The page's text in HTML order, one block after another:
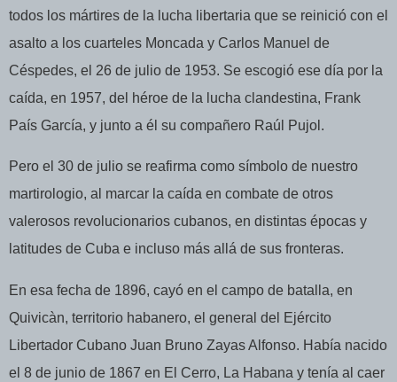
todos los mártires de la lucha libertaria que se reinició con el
asalto a los cuarteles Moncada y Carlos Manuel de
Céspedes, el 26 de julio de 1953. Se escogió ese día por la
caída, en 1957, del héroe de la lucha clandestina, Frank
País García, y junto a él su compañero Raúl Pujol.
Pero el 30 de julio se reafirma como símbolo de nuestro
martirologio, al marcar la caída en combate de otros
valerosos revolucionarios cubanos, en distintas épocas y
latitudes de Cuba e incluso más allá de sus fronteras.
En esa fecha de 1896, cayó en el campo de batalla, en
Quivicàn, territorio habanero, el general del Ejército
Libertador Cubano Juan Bruno Zayas Alfonso. Había nacido
el 8 de junio de 1867 en El Cerro, La Habana y tenía al caer